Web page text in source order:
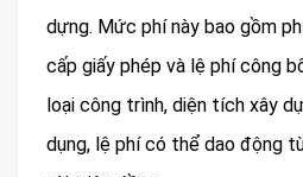
dựng. Mức phí này bao gồm
cấp giấy phép và lệ phí công
loại công trình, diện tích xây
dụng, lệ phí có thể dao động